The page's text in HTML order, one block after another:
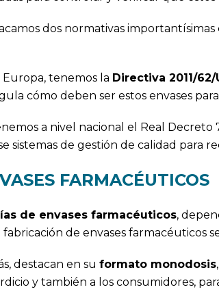
dos normativas
tenemos la Directiva 2011/
cómo deben ser estos envases
a nivel nacional el Real
sistemas de gestión de calidad para
FARMACÉUTICOS
de envases farmacéuticos,
de envases farmacéuticos
destacan en su formato monodosis
y también a los consumidores,